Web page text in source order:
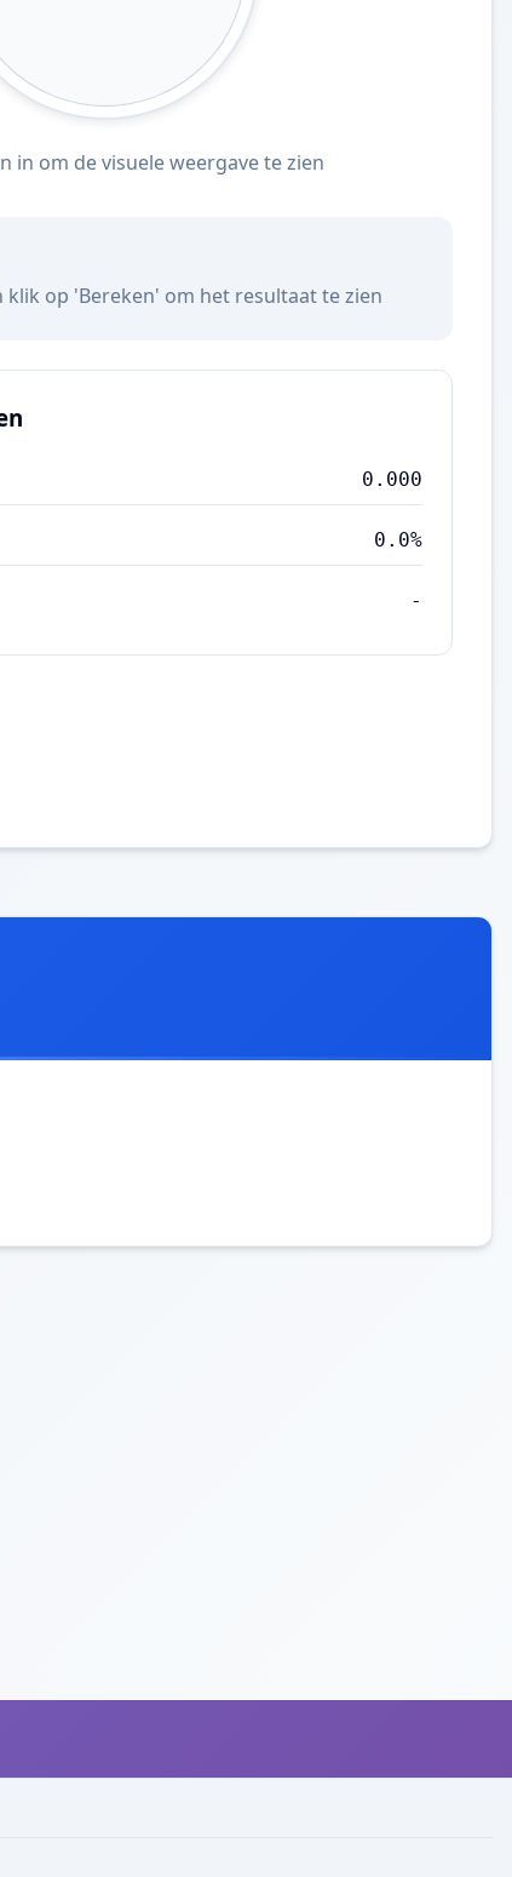
in om de visuele weergave te zien
klik op 'Bereken' om het resultaat te zien
0.000
0.0%
-